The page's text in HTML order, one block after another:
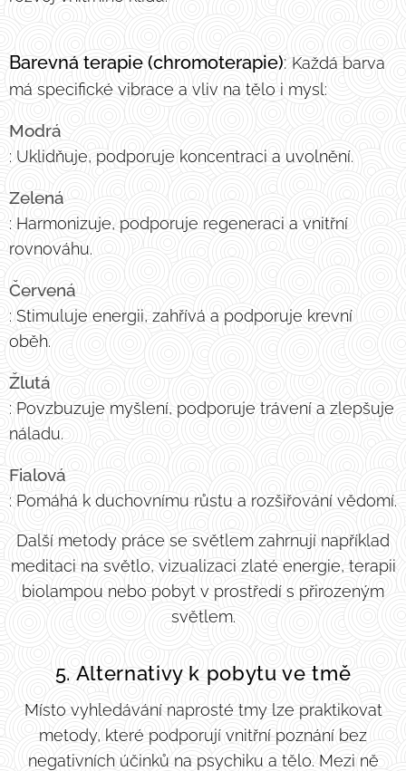
Barevná terapie (chromoterapie): Každá barva
má specifické vibrace a vliv na tělo i mysl:
Modrá
: Uklidňuje, podporuje koncentraci a uvolnění.
Zelená
: Harmonizuje, podporuje regeneraci a vnitřní
rovnováhu.
Červená
: Stimuluje energii, zahřívá a podporuje krevní
oběh.
Žlutá
: Povzbuzuje myšlení, podporuje trávení a zlepšuje
náladu.
Fialová
: Pomáhá k duchovnímu růstu a rozšiřování vědomí.
Další metody práce se světlem zahrnují například
meditaci na světlo, vizualizaci zlaté energie, terapii
biolampou nebo pobyt v prostředí s přirozeným
světlem.
5. Alternativy k pobytu ve tmě
Místo vyhledávání naprosté tmy lze praktikovat
metody, které podporují vnitřní poznání bez
negativních účinků na psychiku a tělo. Mezi ně